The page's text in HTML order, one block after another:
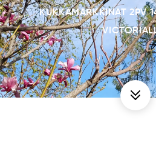
KUKKAMARKKINAT 2PV